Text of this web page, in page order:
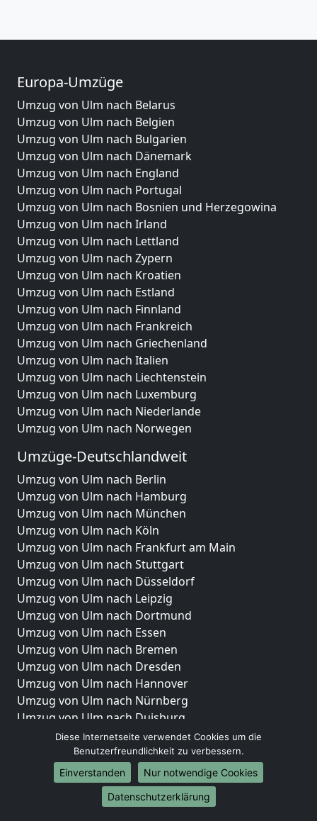
Europa-Umzüge
Umzug von Ulm nach Belarus
Umzug von Ulm nach Belgien
Umzug von Ulm nach Bulgarien
Umzug von Ulm nach Dänemark
Umzug von Ulm nach England
Umzug von Ulm nach Portugal
Umzug von Ulm nach Bosnien und Herzegowina
Umzug von Ulm nach Irland
Umzug von Ulm nach Lettland
Umzug von Ulm nach Zypern
Umzug von Ulm nach Kroatien
Umzug von Ulm nach Estland
Umzug von Ulm nach Finnland
Umzug von Ulm nach Frankreich
Umzug von Ulm nach Griechenland
Umzug von Ulm nach Italien
Umzug von Ulm nach Liechtenstein
Umzug von Ulm nach Luxemburg
Umzug von Ulm nach Niederlande
Umzug von Ulm nach Norwegen
Umzüge-Deutschlandweit
Umzug von Ulm nach Berlin
Umzug von Ulm nach Hamburg
Umzug von Ulm nach München
Umzug von Ulm nach Köln
Umzug von Ulm nach Frankfurt am Main
Umzug von Ulm nach Stuttgart
Umzug von Ulm nach Düsseldorf
Umzug von Ulm nach Leipzig
Umzug von Ulm nach Dortmund
Umzug von Ulm nach Essen
Umzug von Ulm nach Bremen
Umzug von Ulm nach Dresden
Umzug von Ulm nach Hannover
Umzug von Ulm nach Nürnberg
Umzug von Ulm nach Duisburg
Umzug von Ulm nach Bochum
Umzug von Ulm nach Wuppertal
Umzug von Ulm nach Bielefeld
Umzug von Ulm nach Bonn
Umzug von Ulm nach Münster
Diese Internetseite verwendet Cookies um die
Benutzerfreundlichkeit zu verbessern.
Einverstanden
Nur notwendige Cookies
Datenschutzerklärung